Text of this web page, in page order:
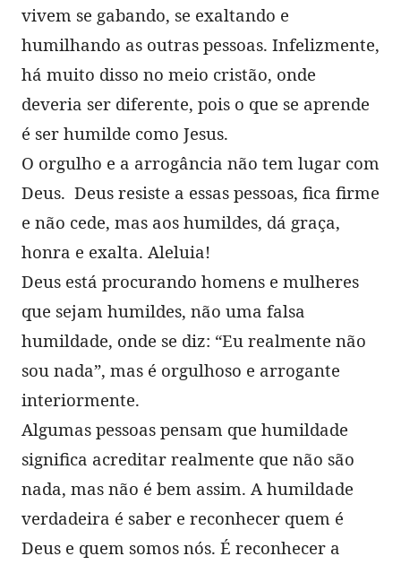
vivem se gabando, se exaltando e
humilhando as outras pessoas. Infelizmente,
há muito disso no meio cristão, onde
deveria ser diferente, pois o que se aprende
é ser humilde como Jesus.
O orgulho e a arrogância não tem lugar com
Deus. Deus resiste a essas pessoas, fica firme
e não cede, mas aos humildes, dá graça,
honra e exalta. Aleluia!
Deus está procurando homens e mulheres
que sejam humildes, não uma falsa
humildade, onde se diz: “Eu realmente não
sou nada”, mas é orgulhoso e arrogante
interiormente.
Algumas pessoas pensam que humildade
significa acreditar realmente que não são
nada, mas não é bem assim. A humildade
verdadeira é saber e reconhecer quem é
Deus e quem somos nós. É reconhecer a